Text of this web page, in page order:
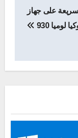
على جهاز
لوميا 930